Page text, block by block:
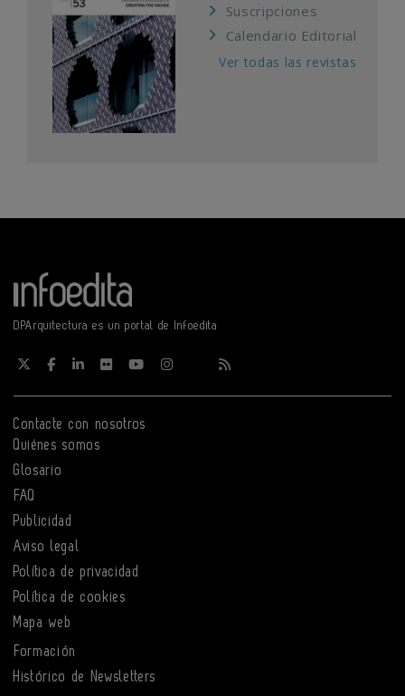
Suscripciones
Calendario Editorial
Ver todas las revistas
DPArquitectura es un portal de Infoedita
Contacte con nosotros
Quiénes somos
Glosario
FAQ
Publicidad
Aviso legal
Política de privacidad
Política de cookies
Mapa web
Formación
Histórico de Newsletters